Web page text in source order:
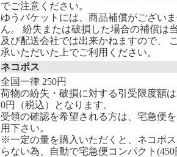
でご注意ください。
ゆうパケットには、商品補償がござい
ん。 紛失または破損した場合の補償は
及び配送会社では出来かねますので、
承いただいた上でご利用ください。
ネコポス
全国一律 250円
荷物の紛失・破損に対する引受限度額は
0円（税込）となります。
受領の確認を希望される方は、宅急便を
用下さい。
※一定の量を購入いただくと、ネコポス
らない為、自動で宅急便コンパクト(450